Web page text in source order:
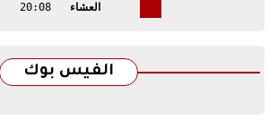
العشاء
20:08
الفيس بوك